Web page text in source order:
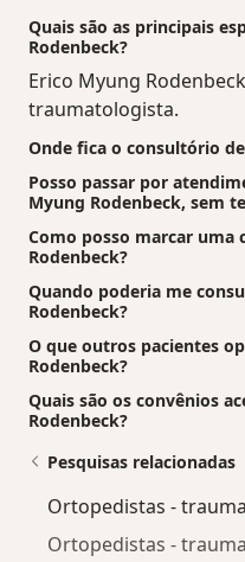
Quais são as principais
Rodenbeck?
Erico Myung
traumatologista.
Onde fica o consultório
Posso passar por
Myung Rodenbeck, sem
Como posso marcar uma
Rodenbeck?
Quando poderia me
Rodenbeck?
O que outros pacientes
Rodenbeck?
Quais são os convênios
Rodenbeck?
Pesquisas relacionadas
Ortopedistas -
Ortopedistas -